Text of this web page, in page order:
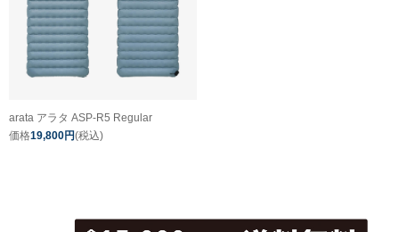
arata アラタ ASP-R5 Regular
価格19,800円(税込)